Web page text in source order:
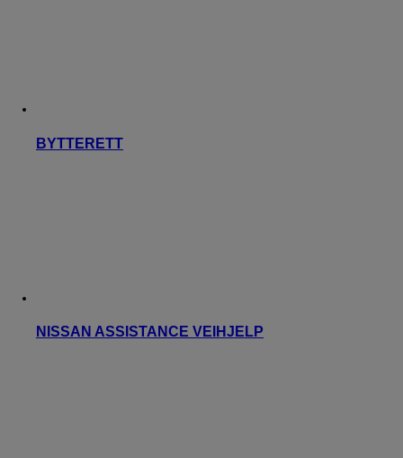
BYTTERETT
NISSAN ASSISTANCE VEIHJELP